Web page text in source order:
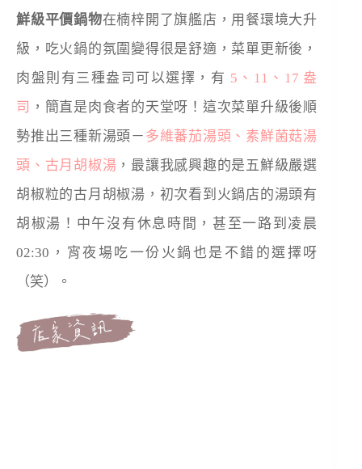
鮮級平價鍋物在楠梓開了旗艦店，用餐環境大升
級，吃火鍋的氛圍變得很是舒適，菜單更新後，
肉盤則有三種盎司可以選擇，有 5、11、17 盎
司 ，簡直是肉食者的天堂呀！這次菜單升級後順
勢推出三種新湯頭－ 多維蕃茄湯頭、素鮮菌菇湯
頭、古月胡椒湯 ，最讓我感興趣的是五鮮級嚴選
胡椒粒的古月胡椒湯，初次看到火鍋店的湯頭有
胡椒湯！中午沒有休息時間，甚至一路到凌晨
02:30，宵夜場吃一份火鍋也是不錯的選擇呀
（笑）。